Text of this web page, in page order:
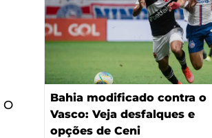
O
Bahia modificado contra o
Vasco: Veja desfalques e
opções de Ceni